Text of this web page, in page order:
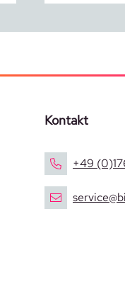
Kontakt
+49